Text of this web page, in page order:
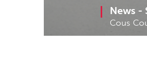
News -
Cous